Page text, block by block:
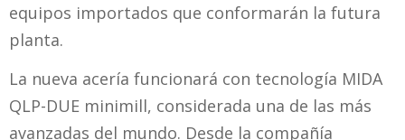
equipos importados que conformarán la futura
planta.
La nueva acería funcionará con tecnología MIDA
QLP-DUE minimill, considerada una de las más
avanzadas del mundo. Desde la compañía